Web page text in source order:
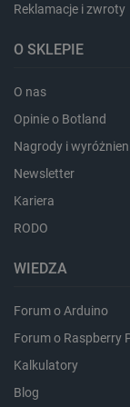
Reklamacje i zwroty
O SKLEPIE
O nas
Opinie o Botland
Nagrody i
Newsletter
Kariera
RODO
WIEDZA
Forum o Arduino
Forum o Raspberry
Kalkulatory
Blog